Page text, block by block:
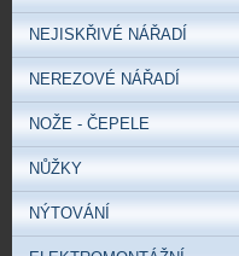
NEJISKŘIVÉ NÁŘADÍ
NEREZOVÉ NÁŘADÍ
NOŽE - ČEPELE
NŮŽKY
NÝTOVÁNÍ